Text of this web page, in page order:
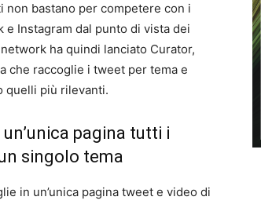
non bastano per competere con i
e Instagram dal punto di vista dei
ha quindi lanciato Curator,
che raccoglie i tweet per tema e
quelli più rilevanti.
pagina tutti i
singolo tema
in un’unica pagina tweet e video di